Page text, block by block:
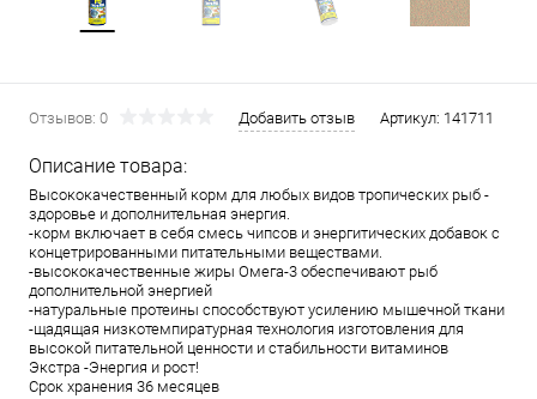
Отзывов: 0 Добавить отзыв Артикул: 141711
Описание товара:
Высококачественный корм для любых видов тропических рыб -
здоровье и дополнительная энергия.
-корм включает в себя смесь чипсов и энергитических добавок с
концетрированными питательными веществами.
-высококачественные жиры Омега-3 обеспечивают рыб
дополнительной энергией
-натуральные протеины способствуют усилению мышечной ткани
-щадящая низкотемпиратурная технология изготовления для
высокой питательной ценности и стабильности витаминов
Экстра -Энергия и рост!
Срок хранения 36 месяцев